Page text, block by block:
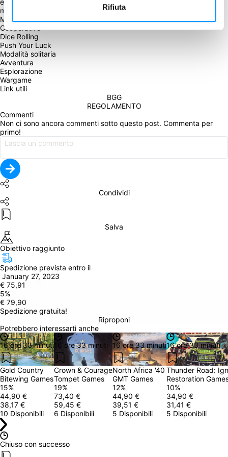
Rifiuta
e coinvolgente, con riferimenti e citazioni a "20.000 leghe sotto i
mari" di Jules Verne.
Maggioranze
Cooperativo
Dice Rolling
Push Your Luck
Modalità solitaria
Avventura
Esplorazione
Wargame
Link utili
BGG
REGOLAMENTO
Commenti
Non ci sono ancora commenti sotto questo post. Commenta per
primo!
Condividi
Salva
Obiettivo raggiunto
Spedizione prevista entro il
January 27, 2023
€ 75,91
5%
€ 79,90
Spedizione gratuita!
Riproponi
Potrebbero interessarti anche
16 ore 33 minuti
Gold Country
Bitewing Games
15%
44,90 €
38,17 €
10 Disponibili
16 ore 33 minuti
Crown & Courage
Tompet Games
19%
73,40 €
59,45 €
6 Disponibili
16 ore 33 minuti
North Africa '40
GMT Games
12%
44,90 €
39,51 €
5 Disponibili
16 ore 33 minuti
Thunder Road:
Restoration
10%
34,90 €
31,41 €
5 Disponibili
Chiuso con successo